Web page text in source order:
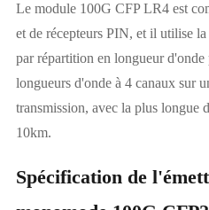
Le module 100G CFP LR4 est
et de récepteurs PIN, et il utilise
par répartition en longueur
longueurs d'onde à 4 canaux sur
transmission, avec la plus longue
10km.
Spécification de